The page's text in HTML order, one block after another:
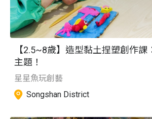
【2.5~8歲】造型黏土捏塑創作課
主題！
星星魚玩創藝
Songshan District